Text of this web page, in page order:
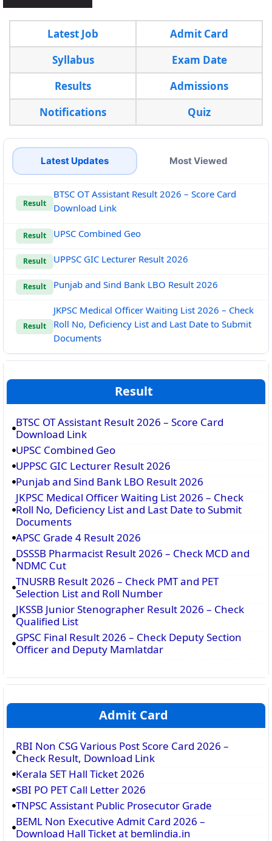
Latest Job
Admit Card
Syllabus
Exam Date
Results
Admissions
Notifications
Quiz
Latest Updates Most Viewed
Result
BTSC OT Assistant Result 2026 – Score Card
Download Link
Result UPSC Combined Geo
Result UPPSC GIC Lecturer Result 2026
Result Punjab and Sind Bank LBO Result 2026
Result
JKPSC Medical Officer Waiting List 2026 – Check
Roll No, Deficiency List and Last Date to Submit
Documents
Result
BTSC OT Assistant Result 2026 – Score Card
Download Link
UPSC Combined Geo
UPPSC GIC Lecturer Result 2026
Punjab and Sind Bank LBO Result 2026
JKPSC Medical Officer Waiting List 2026 – Check
Roll No, Deficiency List and Last Date to Submit
Documents
APSC Grade 4 Result 2026
DSSSB Pharmacist Result 2026 – Check MCD and
NDMC Cut
TNUSRB Result 2026 – Check PMT and PET
Selection List and Roll Number
JKSSB Junior Stenographer Result 2026 – Check
Qualified List
GPSC Final Result 2026 – Check Deputy Section
Officer and Deputy Mamlatdar
Admit Card
RBI Non CSG Various Post Score Card 2026 –
Check Result, Download Link
Kerala SET Hall Ticket 2026
SBI PO PET Call Letter 2026
TNPSC Assistant Public Prosecutor Grade
BEML Non Executive Admit Card 2026 –
Download Hall Ticket at bemlindia.in